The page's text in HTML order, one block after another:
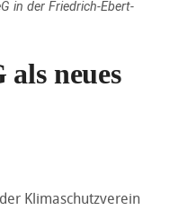
in der Friedrich-Ebert-
neues
Klimaschutzverein